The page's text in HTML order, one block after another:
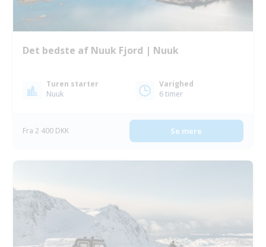
Det bedste af Nuuk Fjord | Nuuk
Turen starter
Nuuk
Varighed
6 timer
Fra 2 400 DKK Se mere